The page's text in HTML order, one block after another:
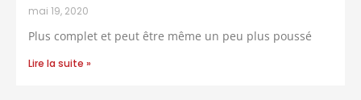
mai 19, 2020
Plus complet et peut être même un peu plus poussé
Lire la suite »